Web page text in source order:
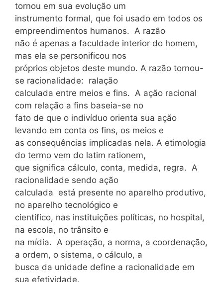
tornou em sua evolução um
instrumento formal, que foi usado em todos os
empreendimentos humanos. A razão
não é apenas a faculdade interior do homem,
mas ela se personificou nos
próprios objetos deste mundo. A razão tornou-
se racionalidade: ralação
calculada entre meios e fins. A ação racional
com relação a fins baseia-se no
fato de que o indivíduo orienta sua ação
levando em conta os fins, os meios e
as consequências implicadas nela. A etimologia
do termo vem do latim rationem,
que significa cálculo, conta, medida, regra. A
racionalidade sendo ação
calculada está presente no aparelho produtivo,
no aparelho tecnológico e
cientifico, nas instituições políticas, no hospital,
na escola, no trânsito e
na mídia. A operação, a norma, a coordenação,
a ordem, o sistema, o cálculo, a
busca da unidade define a racionalidade em
sua efetividade.